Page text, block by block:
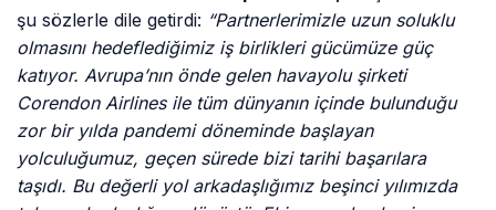
şu sözlerle dile getirdi: “Partnerlerimizle uzun soluklu
olmasını hedeflediğimiz iş birlikleri gücümüze güç
katıyor. Avrupa’nın önde gelen havayolu şirketi
Corendon Airlines ile tüm dünyanın içinde bulunduğu
zor bir yılda pandemi döneminde başlayan
yolculuğumuz, geçen sürede bizi tarihi başarılara
taşıdı. Bu değerli yol arkadaşlığımız beşinci yılımızda